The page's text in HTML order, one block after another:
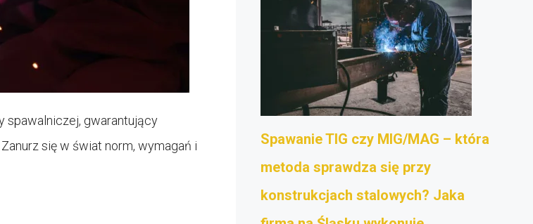
spawalniczej, gwarantujący
się w świat norm, wymagań i
Spawanie TIG czy MIG/MAG – która
metoda sprawdza się przy
konstrukcjach stalowych? Jaka